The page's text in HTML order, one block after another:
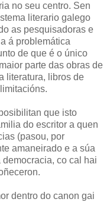
no seu centro. Sen
literario galego
as pesquisadoras e
á problemática
de que é o único
parte das obras de
literatura, libros de
que isto
do escritor a quen
(pasou, por
amaneirado e a súa
co cal hai
dentro do canon gai